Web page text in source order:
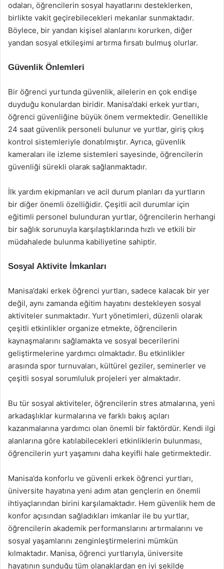
odaları, öğrencilerin sosyal hayatlarını desteklerken,
birlikte vakit geçirebilecekleri mekanlar sunmaktadır.
Böylece, bir yandan kişisel alanlarını korurken, diğer
yandan sosyal etkileşimi artırma fırsatı bulmuş olurlar.
Güvenlik Önlemleri
Bir öğrenci yurtunda güvenlik, ailelerin en çok endişe
duyduğu konulardan biridir. Manisa’daki erkek yurtları,
öğrenci güvenliğine büyük önem vermektedir. Genellikle
24 saat güvenlik personeli bulunur ve yurtlar, giriş çıkış
kontrol sistemleriyle donatılmıştır. Ayrıca, güvenlik
kameraları ile izleme sistemleri sayesinde, öğrencilerin
güvenliği sürekli olarak sağlanmaktadır.
İlk yardım ekipmanları ve acil durum planları da yurtların
bir diğer önemli özelliğidir. Çeşitli acil durumlar için
eğitimli personel bulunduran yurtlar, öğrencilerin herhangi
bir sağlık sorunuyla karşılaştıklarında hızlı ve etkili bir
müdahalede bulunma kabiliyetine sahiptir.
Sosyal Aktivite İmkanları
Manisa’daki erkek öğrenci yurtları, sadece kalacak bir yer
değil, aynı zamanda eğitim hayatını destekleyen sosyal
aktiviteler sunmaktadır. Yurt yönetimleri, düzenli olarak
çeşitli etkinlikler organize etmekte, öğrencilerin
kaynaşmalarını sağlamakta ve sosyal becerilerini
geliştirmelerine yardımcı olmaktadır. Bu etkinlikler
arasında spor turnuvaları, kültürel geziler, seminerler ve
çeşitli sosyal sorumluluk projeleri yer almaktadır.
Bu tür sosyal aktiviteler, öğrencilerin stres atmalarına, yeni
arkadaşlıklar kurmalarına ve farklı bakış açıları
kazanmalarına yardımcı olan önemli bir faktördür. Kendi ilgi
alanlarına göre katılabilecekleri etkinliklerin bulunması,
öğrencilerin yurt yaşamını daha keyifli hale getirmektedir.
Manisa’da konforlu ve güvenli erkek öğrenci yurtları,
üniversite hayatına yeni adım atan gençlerin en önemli
ihtiyaçlarından birini karşılamaktadır. Hem güvenlik hem de
konfor açısından sağladıkları imkanlar ile bu yurtlar,
öğrencilerin akademik performanslarını artırmalarını ve
sosyal yaşamlarını zenginleştirmelerini mümkün
kılmaktadır. Manisa, öğrenci yurtlarıyla, üniversite
hayatının sunduğu tüm olanaklardan en iyi şekilde